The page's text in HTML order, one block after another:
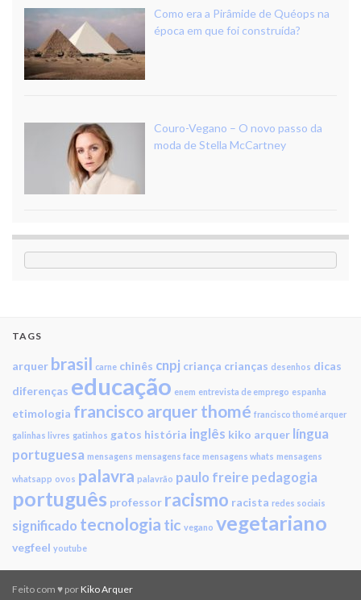
Como era a Pirâmide de Quéops na
época em que foi construída?
Couro-Vegano – O novo passo da
moda de Stella McCartney
TAGS
arquer brasil carne chinês cnpj criança crianças desenhos dicas
diferenças educação enem entrevista de emprego espanha
etimologia francisco arquer thomé francisco thomé arquer
galinhas livres gatinhos gatos história inglês kiko arquer língua
portuguesa mensagens mensagens face mensagens whats mensagens
whatsapp ovos palavra palavrão paulo freire pedagogia
português professor racismo racista redes sociais
significado tecnologia tic vegano vegetariano
vegfeel youtube
Feito com ♥ por Kiko Arquer